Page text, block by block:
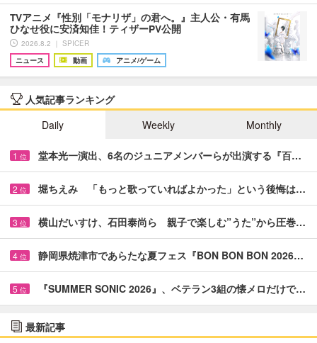
TVアニメ『性別「モナリザ」の君へ。』主人公・有馬
ひなせ役に安済知佳！ティザーPV公開
2026.8.2 ｜ SPICER
ニュース
動画 アニメ/ゲーム
人気記事ランキング
Daily
Weekly Monthly
1 位 堂本光一演出、6名のジュニアメンバーらが出演する『百…
2 位 堀ちえみ 「もっと歌っていればよかった」という後悔は…
3 位 横山だいすけ、石田泰尚ら 親子で楽しむ”うた”から圧巻…
4 位 静岡県焼津市であらたな夏フェス『BON BON BON 2026…
5 位 『SUMMER SONIC 2026』、ベテラン3組の懐メロだけで…
最新記事